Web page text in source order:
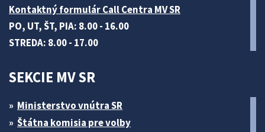
Kontaktný formulár Call Centra MV SR
PO, UT, ŠT, PIA: 8.00 - 16.00
STREDA: 8.00 - 17.00
SEKCIE MV SR
Ministerstvo vnútra SR
Štátna komisia pre volby